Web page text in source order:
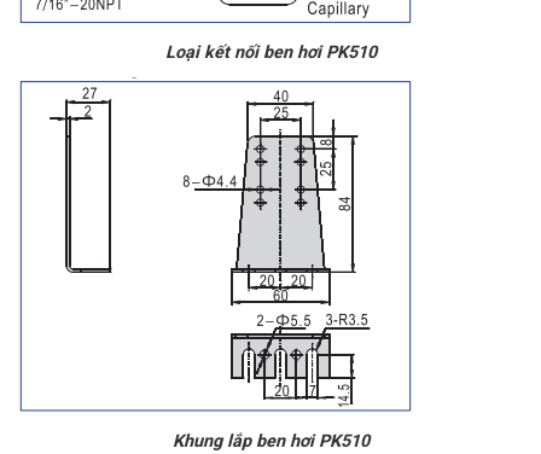
Loại kết nối ben hơi PK510
Khung lắp ben hơi PK510